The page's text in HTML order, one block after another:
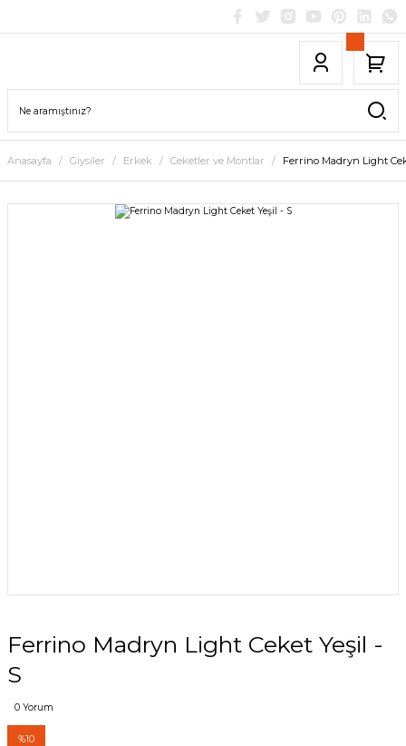
Anasayfa Giysiler Erkek Ceketler ve Montlar Ferrino Madryn Light
Ferrino Madryn Light Ceket Yeşil -
S
0 Yorum
%10